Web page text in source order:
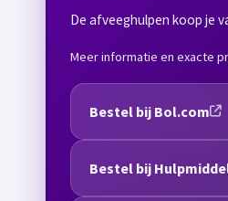
De afveeghulpen koop je
Meer informatie en exacte
Bestel bij Bol.com
Bestel bij